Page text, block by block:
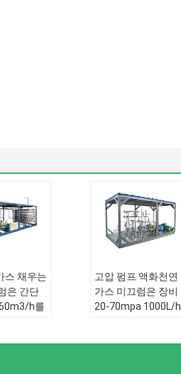
스 채우는
은 간단
h를
고압 펌프 액화천연
가스 미끄럼은 장비
20-70mpa 1000L/h